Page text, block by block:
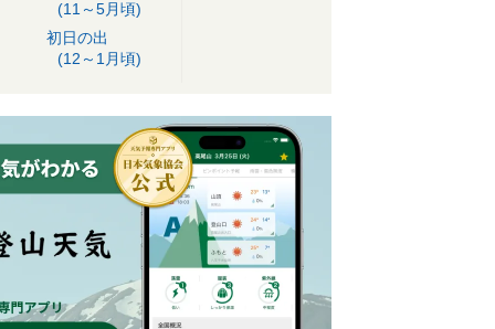
(11～5月頃)
初日の出
(12～1月頃)